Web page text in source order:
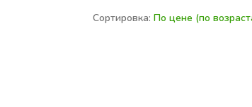
Сортировка: По цене (по